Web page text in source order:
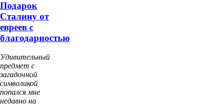
Подарок
Сталину от
евреев с
благодарностью
Удивительный
предмет с
загадочной
символикой
попался мне
недавно на